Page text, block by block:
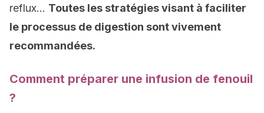
reflux… Toutes les stratégies visant à faciliter
le processus de digestion sont vivement
recommandées.
Comment préparer une infusion de fenouil
?